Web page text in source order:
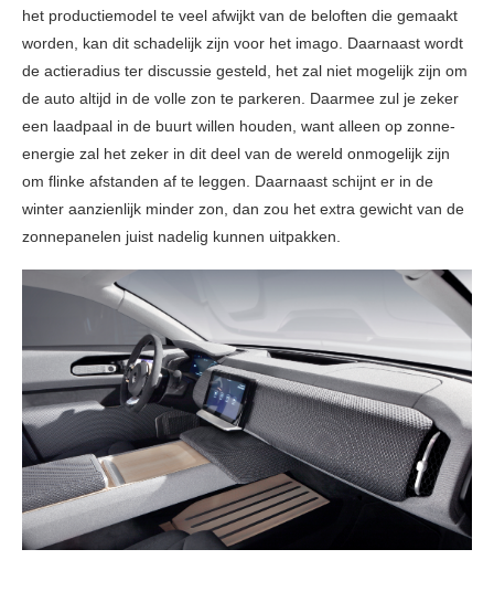
het productiemodel te veel afwijkt van de beloften die gemaakt
worden, kan dit schadelijk zijn voor het imago. Daarnaast wordt
de actieradius ter discussie gesteld, het zal niet mogelijk zijn om
de auto altijd in de volle zon te parkeren. Daarmee zul je zeker
een laadpaal in de buurt willen houden, want alleen op zonne-
energie zal het zeker in dit deel van de wereld onmogelijk zijn
om flinke afstanden af te leggen. Daarnaast schijnt er in de
winter aanzienlijk minder zon, dan zou het extra gewicht van de
zonnepanelen juist nadelig kunnen uitpakken.